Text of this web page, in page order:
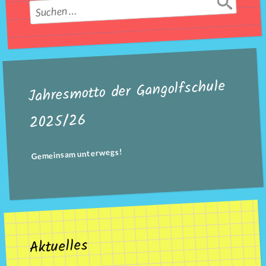
Suchen
nach:
Jahresmotto der Gangolfschule
2025/26
Gemeinsam unterwegs!
Aktuelles